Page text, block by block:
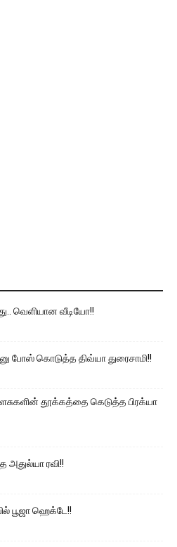
வெளியான வீடியோ!!
போஸ் கொடுத்த திவ்யா துரைசாமி!!
தூக்கத்தை கெடுத்த பிரக்யா
அதுல்யா ரவி!!
பூஜா ஹெக்டே!!